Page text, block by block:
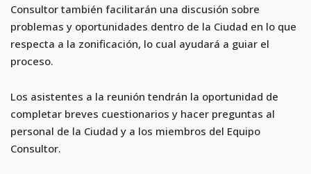
Consultor también facilitarán una discusión sobre
problemas y oportunidades dentro de la Ciudad en lo que
respecta a la zonificación, lo cual ayudará a guiar el
proceso.
Los asistentes a la reunión tendrán la oportunidad de
completar breves cuestionarios y hacer preguntas al
personal de la Ciudad y a los miembros del Equipo
Consultor.